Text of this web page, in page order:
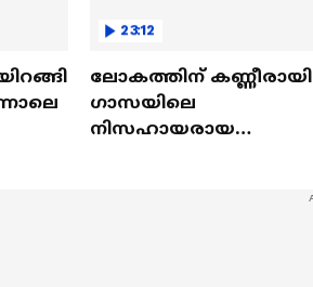
23:12
ലോകത്തിന് കണ്ണീരായി
ഗാസയിലെ
നിസഹായരായ